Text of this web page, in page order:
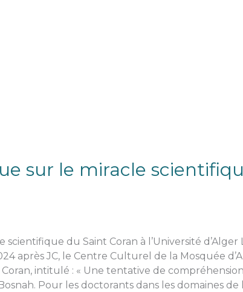
sur le miracle
du Saint Coran à l’Université d’Alger
après JC, le Centre Culturel de la Mosquée
intitulé : « Une tentative de
Pour les doctorants dans les domaines de